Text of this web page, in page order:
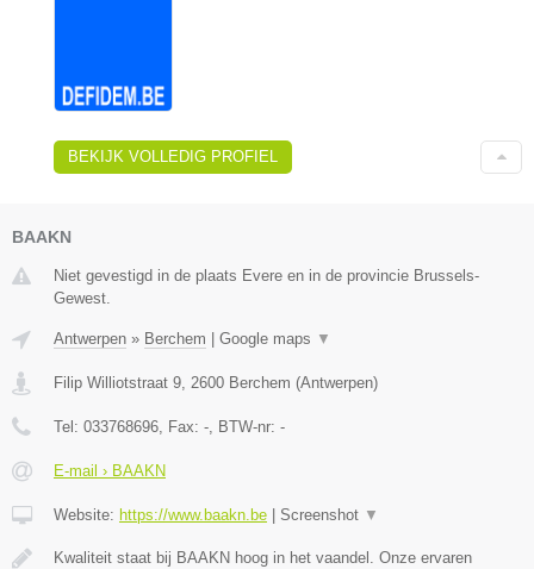
BEKIJK VOLLEDIG PROFIEL
BAAKN
Niet gevestigd in de plaats Evere en in de provincie Brussels-
Gewest.
Antwerpen » Berchem Google maps ▼
Filip Williotstraat 9 2600 Berchem (Antwerpen)
Tel: 033768696 , Fax: - , BTW-nr: -
E-mail › BAAKN
Website: https://www.baakn.be Screenshot ▼
Kwaliteit staat bij BAAKN hoog in het vaandel. Onze ervaren